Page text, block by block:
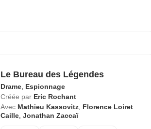
Le Bureau des Légendes
Drame, Espionnage
Créée par Eric Rochant
Avec Mathieu Kassovitz, Florence Loiret
Caille, Jonathan Zaccaï